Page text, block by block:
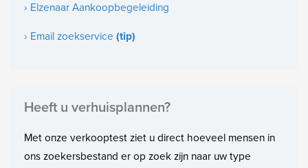
Indeling
Aantal slaapkamers
› Elzenaar Aankoopbegeleiding
› Email zoekservice (tip)
Heeft u verhuisplannen?
Met onze verkooptest ziet u direct hoeveel mensen in
ons zoekersbestand er op zoek zijn naar uw type